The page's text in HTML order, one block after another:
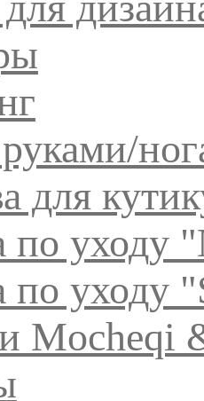
для
по уходу
по уходу
Mocheqi